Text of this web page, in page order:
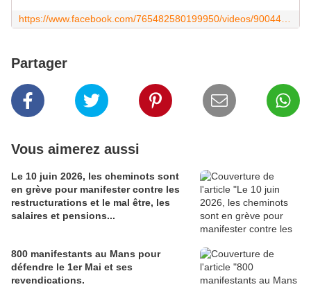
Partager
Vous aimerez aussi
Le 10 juin 2026, les cheminots sont
en grève pour manifester contre les
restructurations et le mal être, les
salaires et pensions...
800 manifestants au Mans pour
défendre le 1er Mai et ses
revendications.